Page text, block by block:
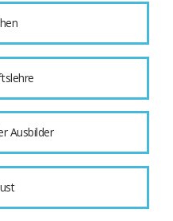
Ausbilder